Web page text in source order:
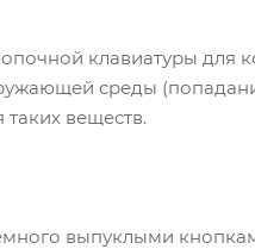
клавиатуры для
среды
веществ.
выпуклыми